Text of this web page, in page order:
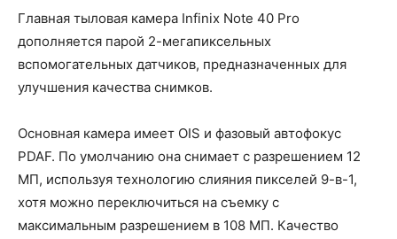
Главная тыловая камера Infinix Note 40 Pro
дополняется парой 2-мегапиксельных
вспомогательных датчиков, предназначенных для
улучшения качества снимков.
Основная камера имеет OIS и фазовый автофокус
PDAF. По умолчанию она снимает с разрешением 12
МП, используя технологию слияния пикселей 9-в-1,
хотя можно переключиться на съемку с
максимальным разрешением в 108 МП. Качество